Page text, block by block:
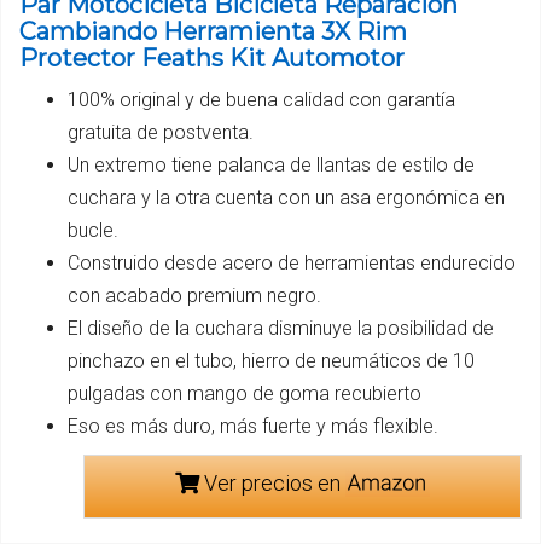
Cambiando Herramienta 3X Rim
Protector Feaths Kit Automotor
100% original y de buena calidad con garantía
gratuita de postventa.
Un extremo tiene palanca de llantas de estilo de
cuchara y la otra cuenta con un asa ergonómica en
bucle.
Construido desde acero de herramientas endurecido
con acabado premium negro.
El diseño de la cuchara disminuye la posibilidad de
pinchazo en el tubo, hierro de neumáticos de 10
pulgadas con mango de goma recubierto
Eso es más duro, más fuerte y más flexible.
Ver precios en